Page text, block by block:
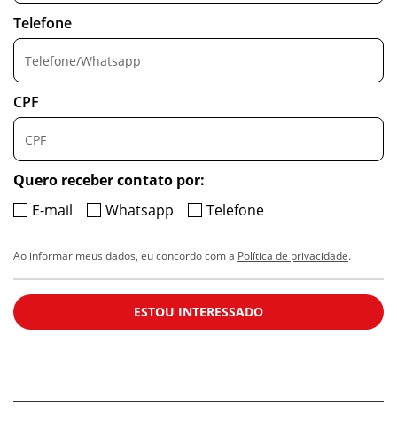
Telefone
CPF
Quero receber contato por:
E-mail
Whatsapp Telefone
Ao informar meus dados, eu concordo com a Política de privacidade.
ESTOU INTERESSADO